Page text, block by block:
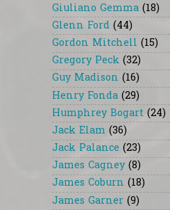
Giuliano Gemma (18)
Glenn Ford (44)
Gordon Mitchell (15)
Gregory Peck (32)
Guy Madison (16)
Henry Fonda (29)
Humphrey Bogart (24)
Jack Elam (36)
Jack Palance (23)
James Cagney (8)
James Coburn (18)
James Garner (9)